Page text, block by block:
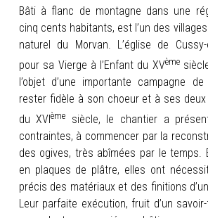
Bâti à flanc de montagne dans une
cinq cents habitants, est l’un des
naturel du Morvan. L’église de Cussy-
pour sa Vierge à l’Enfant du XVème
l’objet d’une importante campagne de
rester fidèle à son choeur et à ses
du XVIème
siècle, le chantier a
contraintes, à commencer par la
des ogives, très abîmées par le temps.
en plaques de plâtre, elles ont
précis des matériaux et des finitions
Leur parfaite exécution, fruit d’un